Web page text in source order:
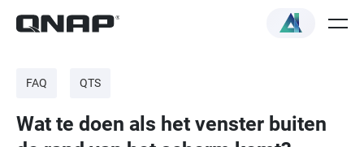
FAQ QTS
Wat te doen als het venster buiten